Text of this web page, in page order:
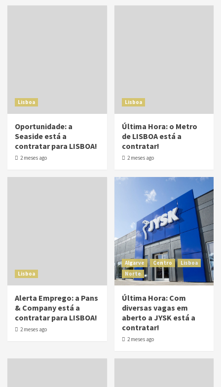
Lisboa
Oportunidade: a
Seaside está a
contratar para LISBOA!
2 meses ago
Lisboa
Última Hora: o Metro
de LISBOA está a
contratar!
2 meses ago
Lisboa
Alerta Emprego: a Pans
& Company está a
contratar para LISBOA!
2 meses ago
Algarve Centro
Lisboa
Norte
Última Hora: Com
diversas vagas em
aberto a JYSK está a
contratar!
2 meses ago